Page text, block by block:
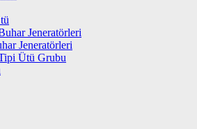
Jeneratörleri
Jeneratörleri
Ütü Grubu